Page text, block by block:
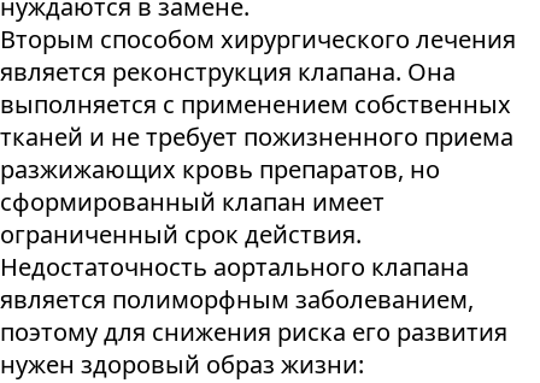
нуждаются в замене.
Вторым способом хирургического лечения
является реконструкция клапана. Она
выполняется с применением собственных
тканей и не требует пожизненного приема
разжижающих кровь препаратов, но
сформированный клапан имеет
ограниченный срок действия.
Недостаточность аортального клапана
является полиморфным заболеванием,
поэтому для снижения риска его развития
нужен здоровый образ жизни: